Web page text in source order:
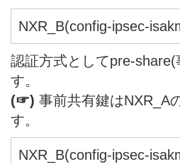
NXR_B(config-ipsec-
認証方式としてpre-
す。
(☞) 事前共有鍵はNXR_A
す。
NXR_B(config-ipsec-